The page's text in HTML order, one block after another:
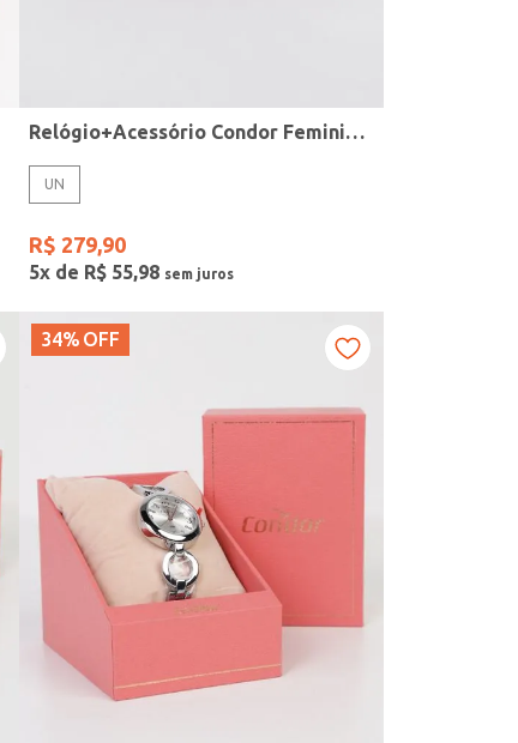
Relógio+Acessório Condor Feminino ROSE
UN
R$ 279,90
5x de R$ 55,98
34% OFF